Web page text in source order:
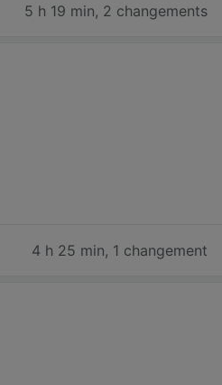
5 h 19 min, 2 changements
4 h 25 min, 1 changement